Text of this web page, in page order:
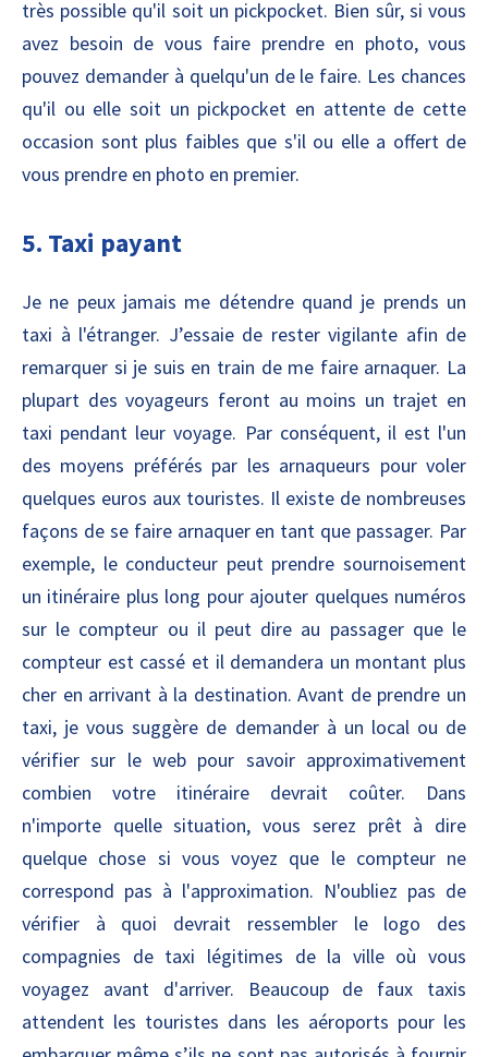
très possible qu'il soit un pickpocket. Bien sûr, si vous
avez besoin de vous faire prendre en photo, vous
pouvez demander à quelqu'un de le faire. Les chances
qu'il ou elle soit un pickpocket en attente de cette
occasion sont plus faibles que s'il ou elle a offert de
vous prendre en photo en premier.
5. Taxi payant
Je ne peux jamais me détendre quand je prends un
taxi à l'étranger. J’essaie de rester vigilante afin de
remarquer si je suis en train de me faire arnaquer. La
plupart des voyageurs feront au moins un trajet en
taxi pendant leur voyage. Par conséquent, il est l'un
des moyens préférés par les arnaqueurs pour voler
quelques euros aux touristes. Il existe de nombreuses
façons de se faire arnaquer en tant que passager. Par
exemple, le conducteur peut prendre sournoisement
un itinéraire plus long pour ajouter quelques numéros
sur le compteur ou il peut dire au passager que le
compteur est cassé et il demandera un montant plus
cher en arrivant à la destination. Avant de prendre un
taxi, je vous suggère de demander à un local ou de
vérifier sur le web pour savoir approximativement
combien votre itinéraire devrait coûter. Dans
n'importe quelle situation, vous serez prêt à dire
quelque chose si vous voyez que le compteur ne
correspond pas à l'approximation. N'oubliez pas de
vérifier à quoi devrait ressembler le logo des
compagnies de taxi légitimes de la ville où vous
voyagez avant d'arriver. Beaucoup de faux taxis
attendent les touristes dans les aéroports pour les